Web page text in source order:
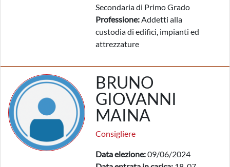
Secondaria di Primo Grado
Professione:Addetti alla
custodia di edifici, impianti ed
attrezzature
BRUNO
GIOVANNI
MAINA
Consigliere
Data elezione:09/06/2024